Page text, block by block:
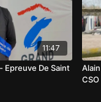
11:47
Epreuve De Saint
CSO